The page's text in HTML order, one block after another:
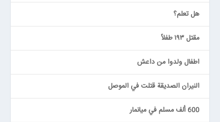
هل تعلم؟
مقتل ١٩٣ طفلاً
اطفال ولدوا من داعش
النيران الصديقة قتلت في الموصل
600 ألف مسلم في ميانمار